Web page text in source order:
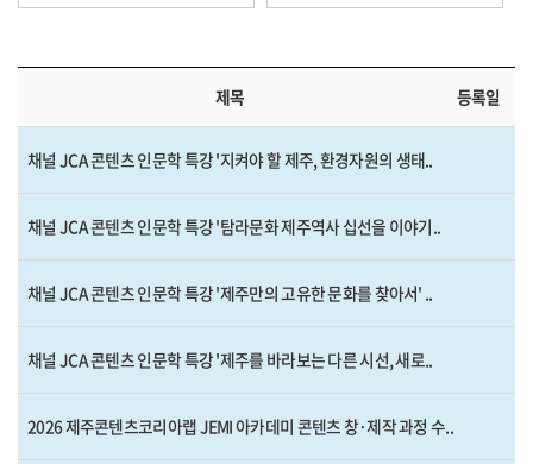
제목 등록일
채널 JCA 콘텐츠 인문학 특강 '지켜야 할 제주, 환경자원의 생태..
채널 JCA 콘텐츠 인문학 특강 '탐라문화 제주역사 십선을 이야기..
채널 JCA 콘텐츠 인문학 특강 '제주만의 고유한 문화를 찾아서' ..
채널 JCA 콘텐츠 인문학 특강 '제주를 바라보는 다른 시선, 새로..
2026 제주콘텐츠코리아랩 JEMI 아카데미 콘텐츠 창·제작 과정 수..